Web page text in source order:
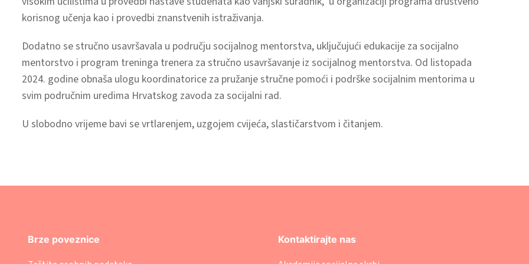
korisnog učenja kao i provedbi znanstvenih istraživanja.
Dodatno se stručno usavršavala u području socijalnog mentorstva, uključujući edukacije za socijalno
mentorstvo i program treninga trenera za stručno usavršavanje iz socijalnog mentorstva. Od listopada
2024. godine obnaša ulogu koordinatorice za pružanje stručne pomoći i podrške socijalnim mentorima u
svim područnim uredima Hrvatskog zavoda za socijalni rad.
U slobodno vrijeme bavi se vrtlarenjem, uzgojem cvijeća, slastičarstvom i čitanjem.
Brze poveznice Kontaktirajte nas